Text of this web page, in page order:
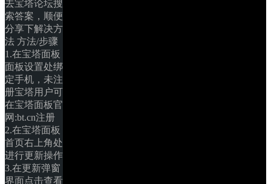
去宝塔论坛搜
索答案，顺便
分享下解决方
法 方法/步骤
1.在宝塔面板
面板设置处绑
定手机，未注
册宝塔用户可
在宝塔面板官
网:bt.cn注册
2.在宝塔面板
首页右上角处
进行更新操作
3.在更新弹窗
界面点击查看